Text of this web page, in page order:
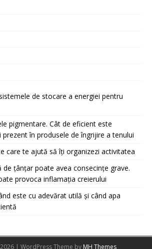
de stocare a energiei pentru
pigmentare. Cât de eficient este
în produsele de îngrijire a tenului
care te ajută să îți organizezi activitatea
de țânțar poate avea consecințe grave.
provoca inflamația creierului
este cu adevărat utilă și când apa
| WordPress Theme by MH Themes